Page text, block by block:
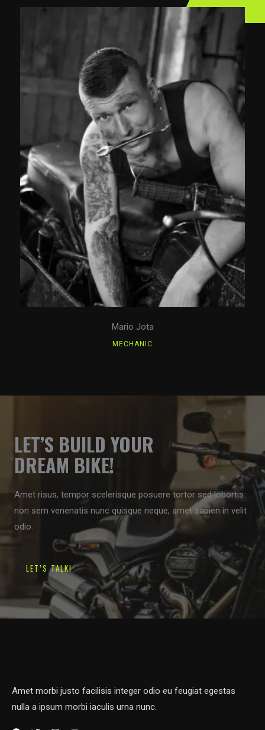
Mario Jota
MECHANIC
LET’S BUILD YOUR
DREAM BIKE!
Amet risus, tempor scelerisque posuere tortor sed lobortis
non sem venenatis nunc quisque neque, amet sapien in velit
odio.
LET’S TALK!
Amet morbi justo facilisis integer odio eu feugiat egestas
nulla a ipsum morbi iaculis urna nunc.